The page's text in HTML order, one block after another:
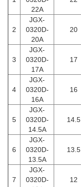
22A
2
JGX-
0320D-
20A
20
3
JGX-
0320D-
17A
17
4
JGX-
0320D-
16A
16
5
JGX-
0320D-
14.5A
14.5
6
JGX-
0320D-
13.5A
13.5
7
JGX-
0320D-
12